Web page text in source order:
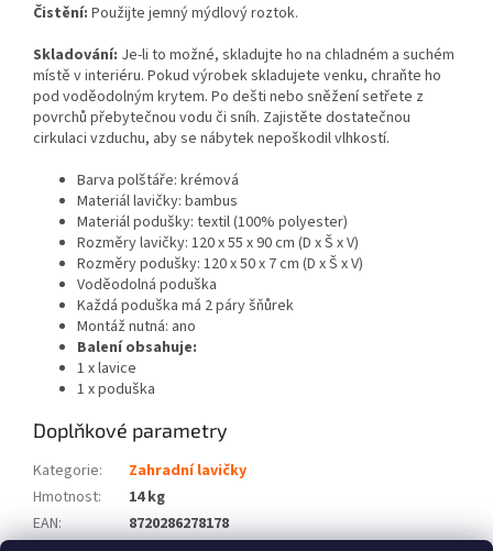
Čistění: Použijte jemný mýdlový roztok.
Skladování: Je-li to možné, skladujte ho na chladném a suchém
místě v interiéru. Pokud výrobek skladujete venku, chraňte ho
pod voděodolným krytem. Po dešti nebo sněžení setřete z
povrchů přebytečnou vodu či sníh. Zajistěte dostatečnou
cirkulaci vzduchu, aby se nábytek nepoškodil vlhkostí.
Barva polštáře: krémová
Materiál lavičky: bambus
Materiál podušky: textil (100% polyester)
Rozměry lavičky: 120 x 55 x 90 cm (D x Š x V)
Rozměry podušky: 120 x 50 x 7 cm (D x Š x V)
Voděodolná poduška
Každá poduška má 2 páry šňůrek
Montáž nutná: ano
Balení obsahuje:
1 x lavice
1 x poduška
Doplňkové parametry
Kategorie:
Zahradní lavičky
Hmotnost:
14 kg
EAN:
8720286278178